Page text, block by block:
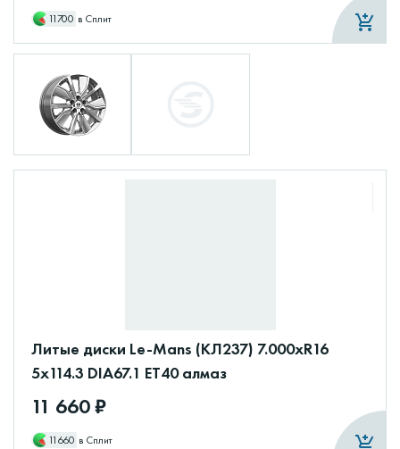
11700 в Сплит
Литые диски Le-Mans (КЛ237) 7.000xR16
5x114.3 DIA67.1 ET40 алмаз
11 660 ₽
11660 в Сплит